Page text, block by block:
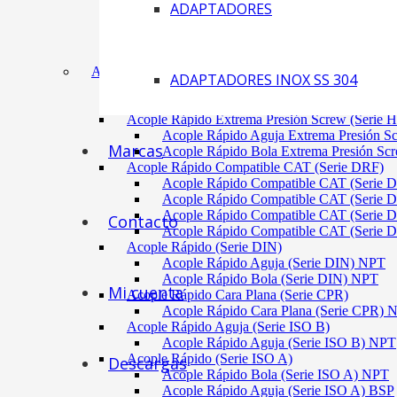
ADAPTADORES
ADAPTADORES INOX SS 304
Marcas
Contacto
Mi cuenta
Descargas
Acoplamiento Tipo Neumático Fenaflex (TYRE)
ACÓPLES RÁPIDOS
Acople Rápido Aguja Extrema Presión (Serie
Acople Rápido Extrema Presión Screw (Serie
Acople Rápido Aguja Extrema Presión
Acople Rápido Bola Extrema Presión
Acople Rápido Compatible CAT (Serie DRF)
Acople Rápido Compatible CAT (Serie
Acople Rápido Compatible CAT (Serie
Acople Rápido Compatible CAT (Serie
Acople Rápido Compatible CAT (Serie
Acople Rápido (Serie DIN)
Acople Rápido Aguja (Serie DIN) NPT
Acople Rápido Bola (Serie DIN) NPT
Acople Rápido Cara Plana (Serie CPR)
Acople Rápido Cara Plana (Serie CPR)
Acople Rápido Aguja (Serie ISO B)
Acople Rápido Aguja (Serie ISO B) NPT
Acople Rápido (Serie ISO A)
Acople Rápido Bola (Serie ISO A) NPT
Acople Rápido Aguja (Serie ISO A) BSP